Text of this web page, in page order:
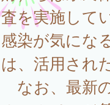
査を実施して
感染が気にな
は、活用され
なお、最新